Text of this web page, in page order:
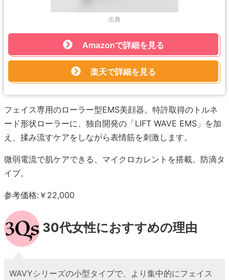
出典
Amazonで詳細を見る
楽天で詳細を見る
フェイス専用のローラー型EMS美顔器。特許取得のトルネ
ード形状ローラーに、独自開発の「LIFT WAVE EMS」を加
え、揉み流すケアをしながら表情筋を刺激します。
微弱電流で肌ケアできる、マイクロカレントを搭載。防滴タ
イプ。
参考価格:￥22,000
30代女性におすすめの理由
WAVYシリーズの小型タイプで、より集中的にフェイス